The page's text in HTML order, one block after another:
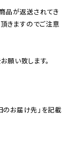
品が返送されてき
きますのでご注意
のお届け先」を記載